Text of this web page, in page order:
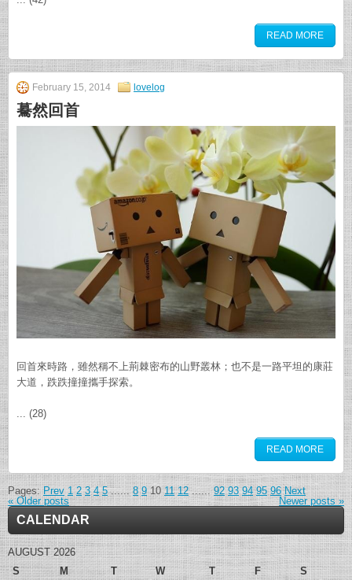
READ MORE
February 15, 2014 lovelog
驀然回首
回首來時路，雖然稱不上荊棘密布的山野叢林；也不是一路平坦的康莊
大道，跌跌撞撞攜手探索。
... (28)
READ MORE
Pages:Prev 1 2 3 4 5 ...... 8 9 10 11 12 ...... 92 93 94 95 96 Next
«Older posts Newer posts»
CALENDAR
AUGUST 2026
S
M T W T F
S